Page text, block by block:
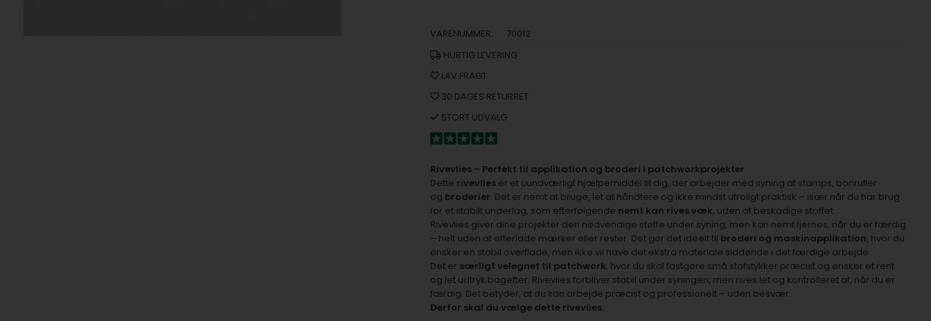
VARENUMMER:
70012
HURTIG LEVERING
LAV FRAGT
30 DAGES RETURRET
STORT UDVALG
Rivevlies – Perfekt til applikation og broderi i patchworkprojekter
Dette rivevlieser et uundværligt hjælpemiddel til dig, der arbejder med syning af stamps, bonruller
og broderier. Det er nemt at bruge, let at håndtere og ikke mindst utroligt praktisk – især når du har brug
for et stabilt underlag, som efterfølgende nemt kan rives væk, uden at beskadige stoffet.
Rivevlies giver dine projekter den nødvendige støtte under syning, men kan nemt fjernes, når du er færdig
– helt uden at efterlade mærker eller rester. Det gør det ideelt til broderi og maskinapplikation, hvor du
ønsker en stabil overflade, men ikke vil have det ekstra materiale siddende i det færdige arbejde.
Det er særligt velegnet til patchwork, hvor du skal fastgøre små stofstykker præcist og ønsker et rent
og let udtryk bagefter. Rivevlies forbliver stabil under syningen, men rives let og kontrolleret af, når du er
færdig. Det betyder, at du kan arbejde præcist og professionelt – uden besvær.
Derfor skal du vælge dette rivevlies: